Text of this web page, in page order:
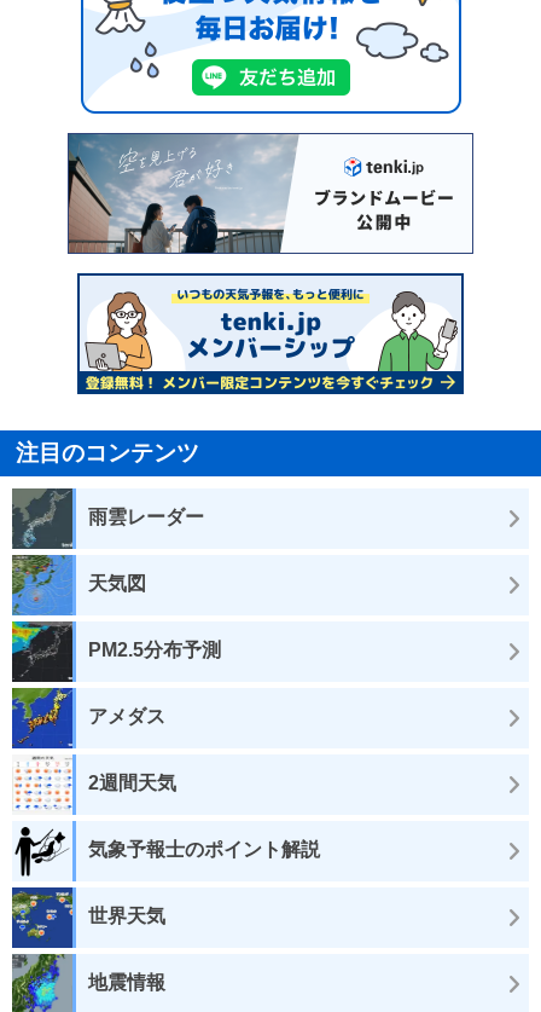
注目のコンテンツ
雨雲レーダー
天気図
PM2.5分布予測
アメダス
2週間天気
気象予報士のポイント解説
世界天気
地震情報